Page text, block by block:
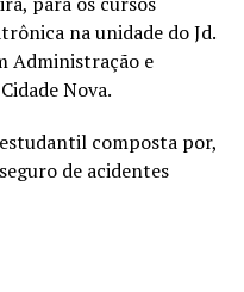
na unidade do Jd.
Administração e
Nova.
composta por,
de acidentes